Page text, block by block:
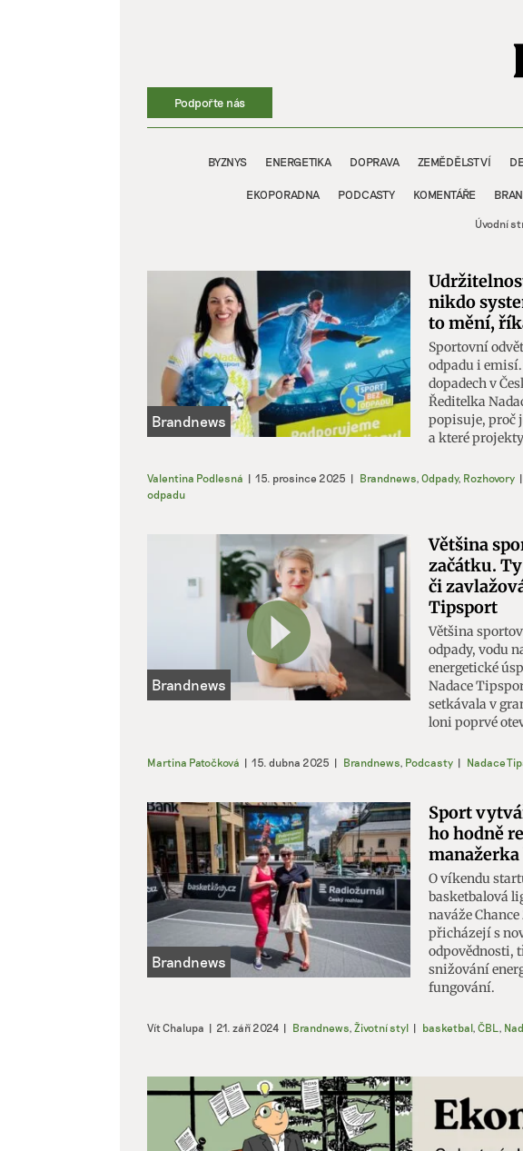
Podpořte nás
BYZNYS ENERGETIKA DOPRAVA ZEMĚDĚLSTVÍ
EKOPORADNA PODCASTY KOMENTÁŘE
Úvodní
nikdo
to mění,
Sportovní
odpadu i
dopadech v
Ředitelka
popisuje, proč
a které
Valentina Podlesná | 15. prosince 2025 | Brandnews, Odpady, Rozhovory |
odpadu
Většina
začátku.
či
Tipsport
Většina
odpady, vodu
energetické
Nadace
setkávala v
loni poprvé
Martina Patočková | 15. dubna 2025 | Brandnews, Podcasty | Nadace
Sport
ho hodně
manažerka
O víkendu
basketbalová
naváže
přicházejí s
odpovědnosti,
snižování
fungování.
Vít Chalupa | 21. září 2024 | Brandnews, Životní styl | basketbal, ČBL,